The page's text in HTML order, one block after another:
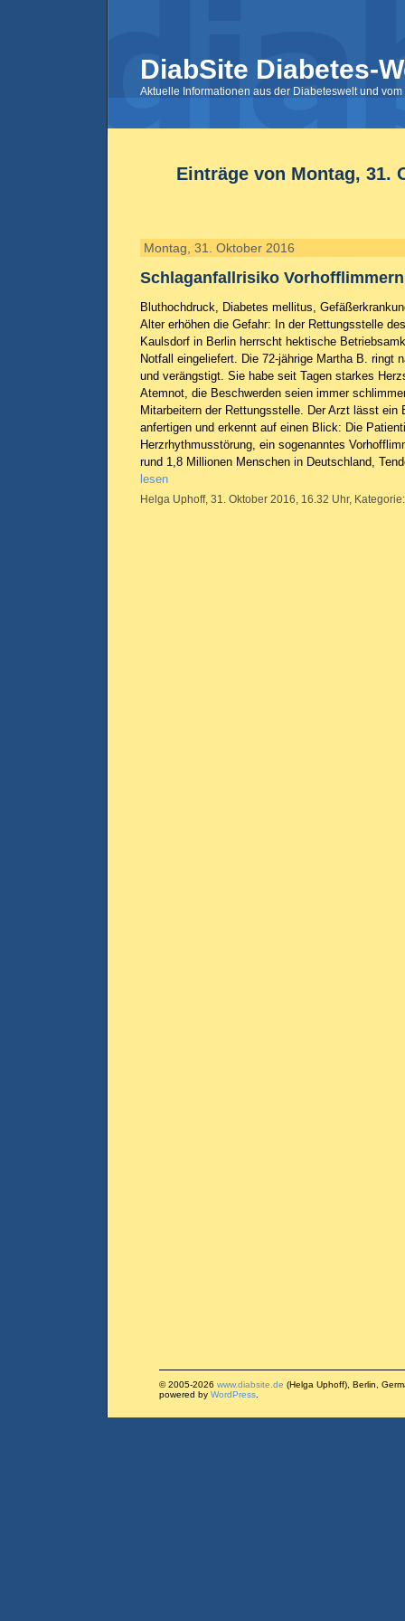
DiabSite Diabetes-
Aktuelle Informationen aus der Diabeteswelt und
Einträge von Montag, 31.
Montag, 31. Oktober 2016
Schlaganfallrisiko Vorhofflimmern
Bluthochdruck, Diabetes mellitus,
Alter erhöhen die Gefahr: In der Rettungsstelle
Kaulsdorf in Berlin herrscht hektische
Notfall eingeliefert. Die 72-jährige Martha B. ringt
und verängstigt. Sie habe seit Tagen starkes
Atemnot, die Beschwerden seien immer
Mitarbeitern der Rettungsstelle. Der Arzt lässt ein
anfertigen und erkennt auf einen Blick: Die
Herzrhythmusstörung, ein sogenanntes
rund 1,8 Millionen Menschen in Deutschland,
lesen
Helga Uphoff, 31. Oktober 2016, 16.32 Uhr,
© 2005-2026 www.diabsite.de (Helga Uphoff), Berlin,
powered by WordPress.